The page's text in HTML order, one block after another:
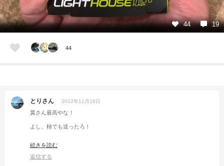
44 19
44
とりさん 2022年11月16日
翼さん最高やな！
よし、柿でも送ったろ！
続きを読む
返信する